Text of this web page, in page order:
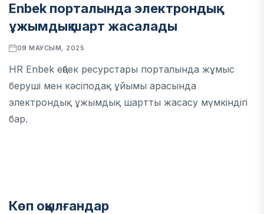
Enbek порталында электрондық
ұжымдық шарт жасалады
09 МАУСЫМ, 2025
HR Enbek еңбек ресурстары порталында жұмыс
беруші мен кәсіподақ ұйымы арасында
электрондық ұжымдық шартты жасасу мүмкіндігі
бар.
Көп оқылғандар